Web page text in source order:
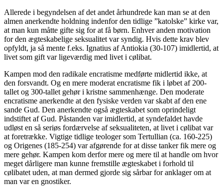
Allerede i begyndelsen af det andet århundrede kan man se at den
almen anerkendte holdning indenfor den tidlige ”katolske” kirke var,
at man kun måtte gifte sig for at få børn. Enhver anden motivation
for den ægteskabelige seksualitet var syndig. Hvis dette krav blev
opfyldt, ja så mente f.eks. Ignatius af Antiokia (30-107) imidlertid, at
livet som gift var ligeværdig med livet i cølibat.
Kampen mod den radikale encratisme medførte midlertid ikke, at
den forsvandt. Og en mere moderat encratisme fik i løbet af 200-
tallet og 300-tallet gehør i kristne sammenhænge. Den moderate
encratisme anerkendte at den fysiske verden var skabt af den ene
sande Gud. Den anerkendte også ægteskabet som oprindeligt
indstiftet af Gud. Påstanden var imidlertid, at syndefaldet havde
udløst en så seriøs fordærvelse af seksualiteten, at livet i cølibat var
at foretrække. Vigtige tidlige teologer som Tertullian (ca. 160-225)
og Origenes (185-254) var afgørende for at disse tanker fik mere og
mere gehør. Kampen kom derfor mere og mere til at handle om hvor
meget dårligere man kunne fremstille ægteskabet i forhold til
cølibatet uden, at man dermed gjorde sig sårbar for anklager om at
man var en gnostiker.